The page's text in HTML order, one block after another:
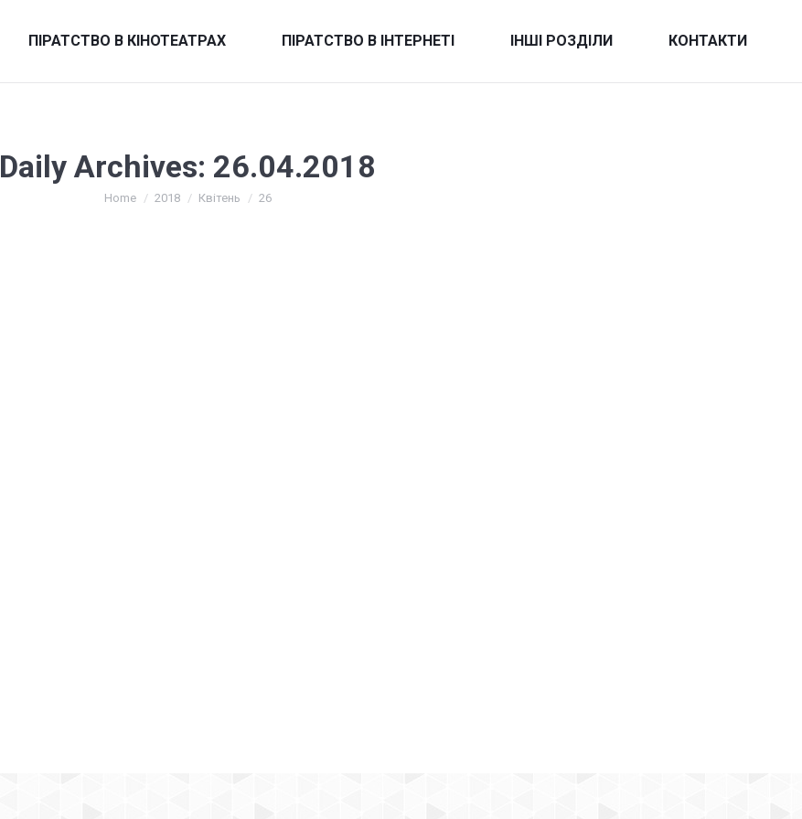
ПІРАТСТВО В КІНОТЕАТРАХ ПІРАТСТВО В ІНТЕРНЕТІ ІНШІ РОЗДІЛИ КОНТАКТИ
Daily Archives: 26.04.2018
You are here:
Home 2018 Квітень 26